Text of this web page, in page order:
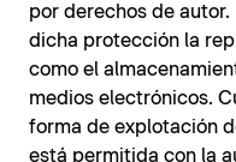
por derechos de
dicha protección la
como el
medios electrónicos.
forma de explotación
está permitida con la